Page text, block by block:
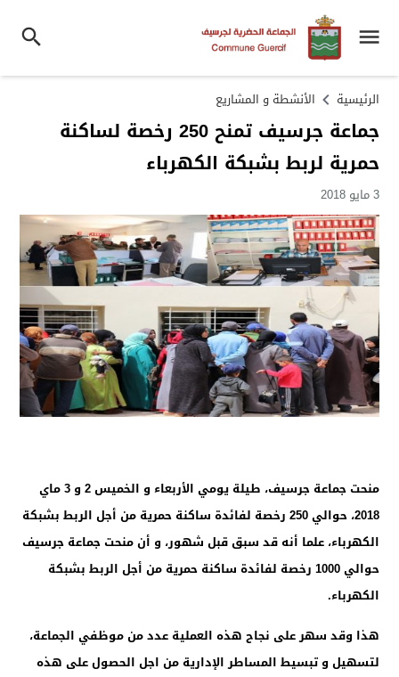
الرئيسية الأنشطة و المشاريع
جماعة جرسيف تمنح 250 رخصة لساكنة
حمرية لربط بشبكة الكهرباء
3 مايو 2018
منحت جماعة جرسيف، طيلة يومي الأربعاء و الخميس 2 و 3 ماي
2018، حوالي 250 رخصة لفائدة ساكنة حمرية من أجل الربط بشبكة
الكهرباء، علما أنه قد سبق قبل شهور، و أن منحت جماعة جرسيف
حوالي 1000 رخصة لفائدة ساكنة حمرية من أجل الربط بشبكة
الكهرباء.
هذا وقد سهر على نجاح هذه العملية عدد من موظفي الجماعة،
لتسهيل و تبسيط المساطر الإدارية من اجل الحصول على هذه